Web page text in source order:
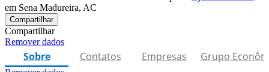
em Sena Madureira, AC
Compartilhar
Compartilhar
Remover dados
Sobre Contatos Empresas Grupo